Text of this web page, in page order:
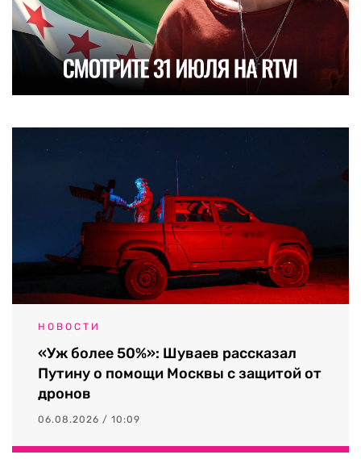
НОВОСТИ
«Уж более 50%»: Шуваев рассказал
Путину о помощи Москвы с защитой от
дронов
06.08.2026 / 10:09